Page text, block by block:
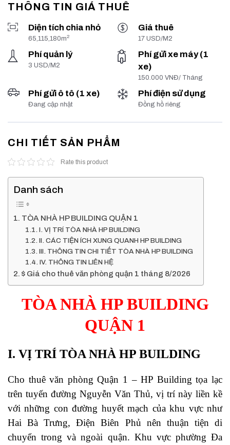
THÔNG TIN GIÁ THUÊ
Diện tích chia nhỏ
65,115,180m2
Giá thuê
17 USD/M2
Phí quản lý
3 USD/M2
Phí gửi xe máy (1
xe)
150.000 VNĐ/ Tháng
Phí gửi ô tô (1 xe)
Đang cập nhật
Phí điện sử dụng
Đồng hồ riêng
CHI TIẾT SẢN PHẨM
Rate this product
Danh sách
TÒA NHÀ HP BUILDING QUẬN 1
I. VỊ TRÍ TÒA NHÀ HP BUILDING
II. CÁC TIỆN ÍCH XUNG QUANH HP BUILDING
III. THÔNG TIN CHI TIẾT TÒA NHÀ HP BUILDING
IV. THÔNG TIN LIÊN HỆ
$ Giá cho thuê văn phòng quận 1 tháng 8/2026
TÒA NHÀ HP BUILDING
QUẬN 1
I. VỊ TRÍ TÒA NHÀ HP BUILDING
Cho thuê văn phòng Quận 1 – HP Building tọa lạc
trên tuyến đường Nguyễn Văn Thủ, vị trí này liền kề
với những con đường huyết mạch của khu vực như
Hai Bà Trưng, Điện Biên Phủ nên thuận tiện di
chuyển trong và ngoài quận. Khu vực phường Đa